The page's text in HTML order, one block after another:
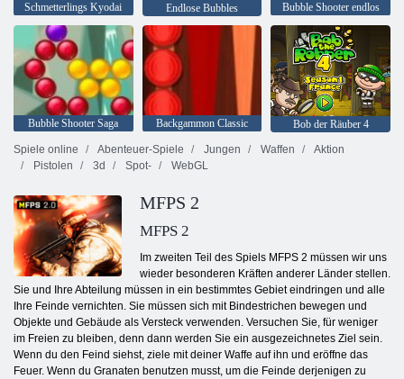
Schmetterlings Kyodai Endlose Bubbles Bubble Shooter endlos
Bubble Shooter Saga Backgammon Classic
Bob der Räuber 4
Spiele online
Abenteuer-Spiele Jungen Waffen
Aktion
Pistolen
3d Spot- WebGL
MFPS 2
MFPS 2
Im zweiten Teil des Spiels MFPS 2 müssen wir uns
wieder besonderen Kräften anderer Länder stellen.
Sie und Ihre Abteilung müssen in ein bestimmtes Gebiet eindringen und alle
Ihre Feinde vernichten. Sie müssen sich mit Bindestrichen bewegen und
Objekte und Gebäude als Versteck verwenden. Versuchen Sie, für weniger
im Freien zu bleiben, denn dann werden Sie ein ausgezeichnetes Ziel sein.
Wenn du den Feind siehst, ziele mit deiner Waffe auf ihn und eröffne das
Feuer. Wenn du Granaten benutzen musst, um die Feinde derjenigen zu